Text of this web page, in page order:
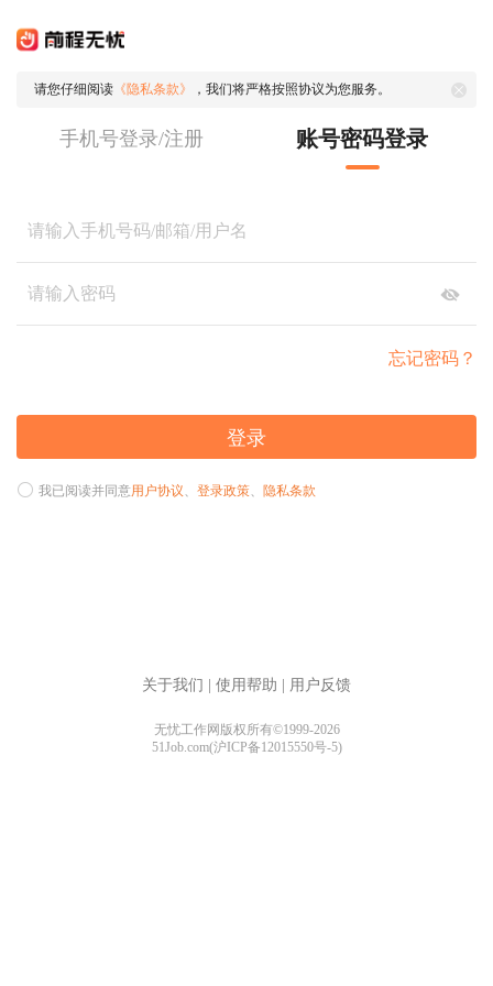
请您仔细阅读 《隐私条款》 ，我们将严格按照协议为您服务。
手机号登录/注册 账号密码登录
忘记密码？
登录
我已阅读并同意用户协议、 登录政策、 隐私条款
关于我们 使用帮助 用户反馈
无忧工作网版权所有©1999-2026
51Job.com(沪ICP备12015550号-5)